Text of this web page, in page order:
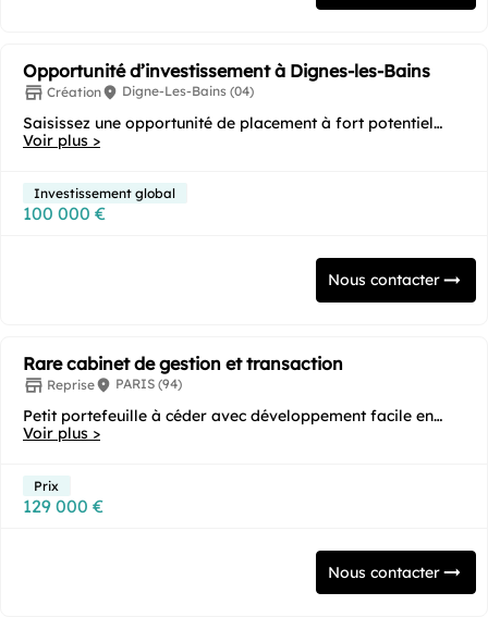
Opportunité d’investissement à Dignes-les-Bains
Création Digne-Les-Bains (04)
Saisissez une opportunité de placement à fort potentiel
avec la création d'une agence immobilière à...
Voir plus >
Investissement global
100 000 €
Nous contacter
Rare cabinet de gestion et transaction
Reprise PARIS (94)
Petit portefeuille à céder avec développement facile en
s'appuyant sur la notoriété locale de...
Voir plus >
Prix
129 000 €
Nous contacter